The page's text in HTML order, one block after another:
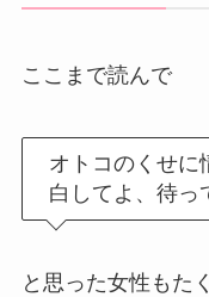
ここまで読んで
オトコのくせ
白してよ、待っ
と思った女性もた